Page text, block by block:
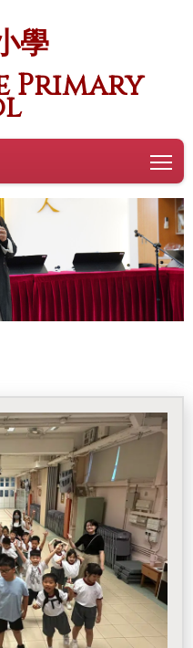
學
Primary